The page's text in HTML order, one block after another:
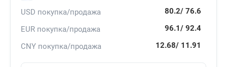
USD покупка/продажа
80.2/ 76.6
EUR покупка/продажа
96.1/ 92.4
CNY покупка/продажа
12.68/ 11.91